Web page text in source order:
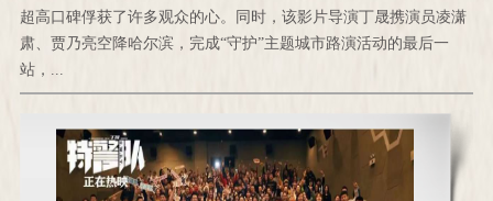
超高口碑俘获了许多观众的心。同时，该影片导演丁晟携演员凌潇
肃、贾乃亮空降哈尔滨，完成“守护”主题城市路演活动的最后一
站，...